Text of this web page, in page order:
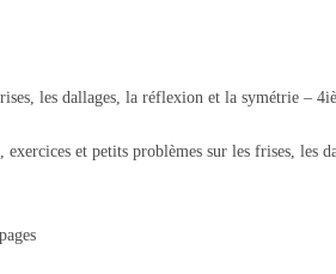
les dallages, la réflexion et la symétrie –
exercices et petits problèmes sur les frises, les